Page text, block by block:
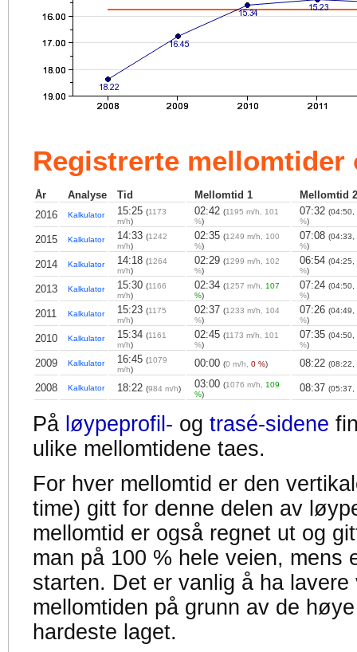
Registrerte mellomtider
År Analyse Tid Mellomtid 1
Mellomtid 2
2016
Kalkulator 15:25 (1173
m/h)
02:42 (1195 m/h, 101
%)
07:32 (04:50,
%)
2015 Kalkulator 14:33 (1242
m/h)
02:35 (1249 m/h, 100
%)
07:08 (04:33,
%)
2014 Kalkulator 14:18 (1264
m/h)
02:29 (1299 m/h, 102
%)
06:54 (04:25,
%)
2013 Kalkulator 15:30 (1166
m/h)
02:34 (1257 m/h, 107
%)
07:24 (04:50,
%)
2011 Kalkulator 15:23 (1175
m/h)
02:37 (1233 m/h, 104
%)
07:26 (04:49,
%)
2010 Kalkulator 15:34 (1161
m/h)
02:45 (1173 m/h, 101
%)
07:35 (04:50,
%)
2009 Kalkulator 16:45 (1079
m/h)
00:00 (0 m/h, 0 %) 08:22 (08:22,
2008 Kalkulator 18:22 (984 m/h) 03:00 (1076 m/h, 109
%)
08:37 (05:37,
På løypeprofil- og trasé-sidene
ulike mellomtidene taes.
For hver mellomtid er den
time) gitt for denne delen av
mellomtid er også regnet ut og
man på 100 % hele veien, mens
starten. Det er vanlig å ha
mellomtiden på grunn av de
hardeste laget.